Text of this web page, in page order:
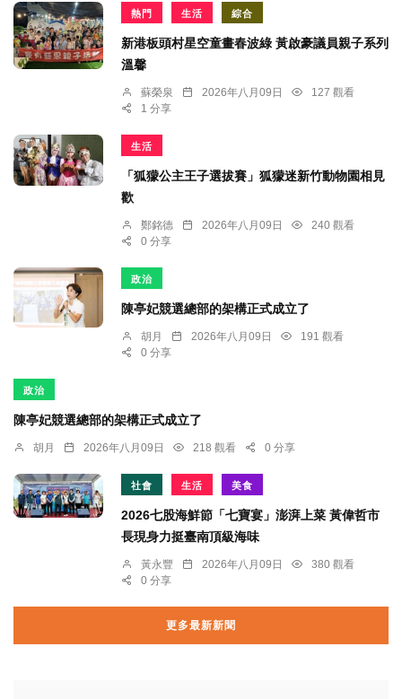
熱門 生活 綜合
新港板頭村星空童畫春波綠 黃啟豪議員親子系列
溫馨
蘇榮泉 2026年八月09日
127 觀看
1 分享
生活
「狐獴公主王子選拔賽」狐獴迷新竹動物園相見
歡
鄭銘德 2026年八月09日
240 觀看
0 分享
政治
陳亭妃競選總部的架構正式成立了
胡月 2026年八月09日
191 觀看
0 分享
政治
陳亭妃競選總部的架構正式成立了
胡月 2026年八月09日 218 觀看 0 分享
社會 生活 美食
2026七股海鮮節「七寶宴」澎湃上菜 黃偉哲市
長現身力挺臺南頂級海味
黃永豐 2026年八月09日
380 觀看
0 分享
更多最新新聞